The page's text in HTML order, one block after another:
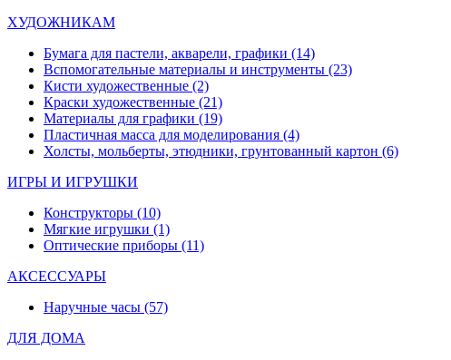
ХУДОЖНИКАМ
Бумага для пастели, акварели, графики (14)
Вспомогательные материалы и инструменты (23)
Кисти художественные (2)
Краски художественные (21)
Материалы для графики (19)
Пластичная масса для моделирования (4)
Холсты, мольберты, этюдники, грунтованный картон (6)
ИГРЫ И ИГРУШКИ
Конструкторы (10)
Мягкие игрушки (1)
Оптические приборы (11)
АКСЕССУАРЫ
Наручные часы (57)
ДЛЯ ДОМА